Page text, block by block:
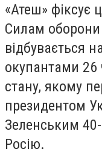
«Атеш» фіксує
Силам оборони
відбувається
окупантами 26
стану, якому
президентом
Зеленським
Росію.